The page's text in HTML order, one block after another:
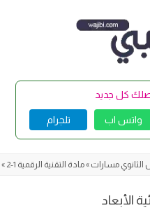
كل جديد
واتس اب تلجرام
الثانوي مسارات »مادة التقنية الرقمية 1-2 »
الأبعاد